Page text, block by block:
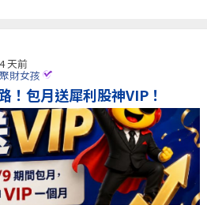
天前
財女孩
！包月送犀利股神VIP！